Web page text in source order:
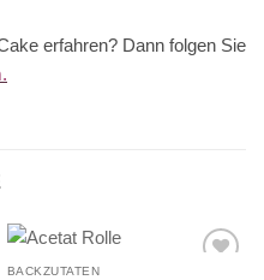
erfahren? Dann folgen Sie
BACKZUTATEN